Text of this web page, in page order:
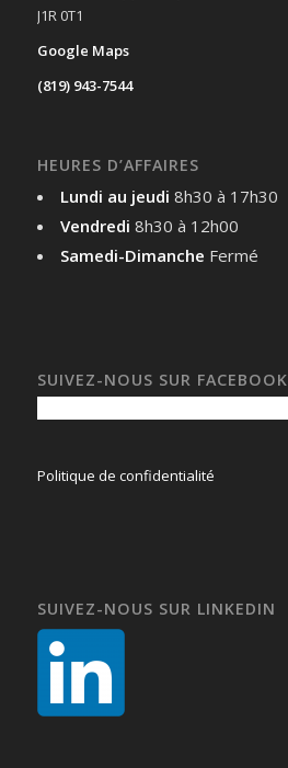
J1R 0T1
Google Maps
(819) 943-7544
HEURES D’AFFAIRES
Lundi au jeudi 8h30 à 17h30
Vendredi 8h30 à 12h00
Samedi-Dimanche Fermé
SUIVEZ-NOUS SUR FACEBOOK
Politique de confidentialité
SUIVEZ-NOUS SUR LINKEDIN